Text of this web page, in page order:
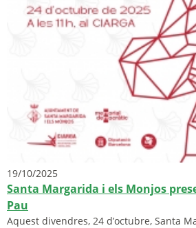
19/10/2025
Santa Margarida i els Monjos
Pau
Aquest divendres, 24 d’octubre, Santa